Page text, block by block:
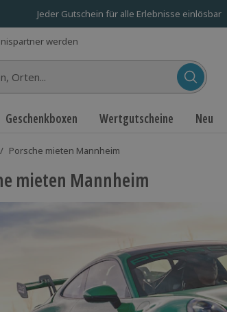
Jeder Gutschein für alle Erlebnisse einlösbar
werden
Geschenkboxen Wertgutscheine Neu
/ Porsche mieten Mannheim
mieten Mannheim